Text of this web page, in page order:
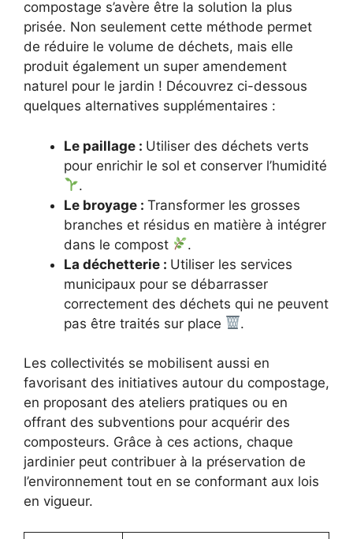
compostage s’avère être la solution la plus
prisée. Non seulement cette méthode permet
de réduire le volume de déchets, mais elle
produit également un super amendement
naturel pour le jardin ! Découvrez ci-dessous
quelques alternatives supplémentaires :
Le paillage : Utiliser des déchets verts
pour enrichir le sol et conserver l’humidité
.
Le broyage : Transformer les grosses
branches et résidus en matière à intégrer
dans le compost
.
La déchetterie : Utiliser les services
municipaux pour se débarrasser
correctement des déchets qui ne peuvent
pas être traités sur place
.
Les collectivités se mobilisent aussi en
favorisant des initiatives autour du compostage,
en proposant des ateliers pratiques ou en
offrant des subventions pour acquérir des
composteurs. Grâce à ces actions, chaque
jardinier peut contribuer à la préservation de
l’environnement tout en se conformant aux lois
en vigueur.